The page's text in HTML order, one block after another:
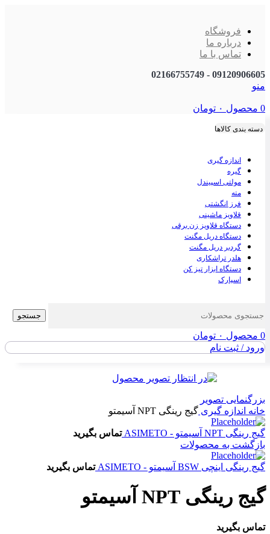
فروشگاه
درباره ما
تماس با ما
09120906605 - 02166755749
منو
0 محصول ۰ تومان
دسته بندی کالاها
اندازه گیری
گیره
مولتی اسپیندل
مته
فرز انگشتی
قلاویز ماشینی
دستگاه قلاویز زن برقی
دستگاه دریل مگنت
گردبر دریل مگنت
هلدر تراشکاری
دستگاه ابزار تیز کن
اسپارک
جستجو
0 محصول ۰ تومان
ورود / ثبت نام
بزرگنمایی تصویر
خانه اندازه گیری گیج رینگی NPT آسیمتو
گیج رینگی NPT آسیمتو - ASIMETO
تماس بگیرید
بازگشت به محصولات
گیج رینگی اینچی BSW آسیمتو - ASIMETO تماس بگیرید
گیج رینگی NPT آسیمتو
تماس بگیرید